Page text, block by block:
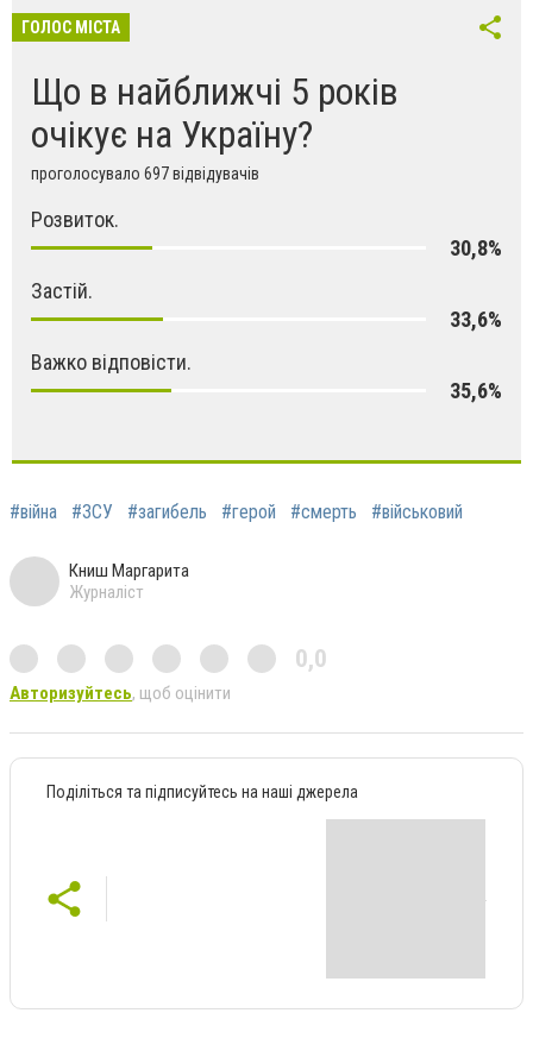
ГОЛОС МІСТА
Що в найближчі 5 років
очікує на Україну?
проголосувало 697 відвідувачів
Розвиток.
30,8%
Застій.
33,6%
Важко відповісти.
35,6%
#війна #ЗСУ #загибель #герой #смерть #військовий
Книш Маргарита
Журналіст
0,0
Авторизуйтесь, щоб оцінити
Поділіться та підписуйтесь на наші джерела